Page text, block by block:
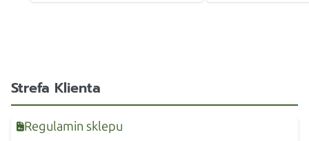
Strefa Klienta
Regulamin sklepu